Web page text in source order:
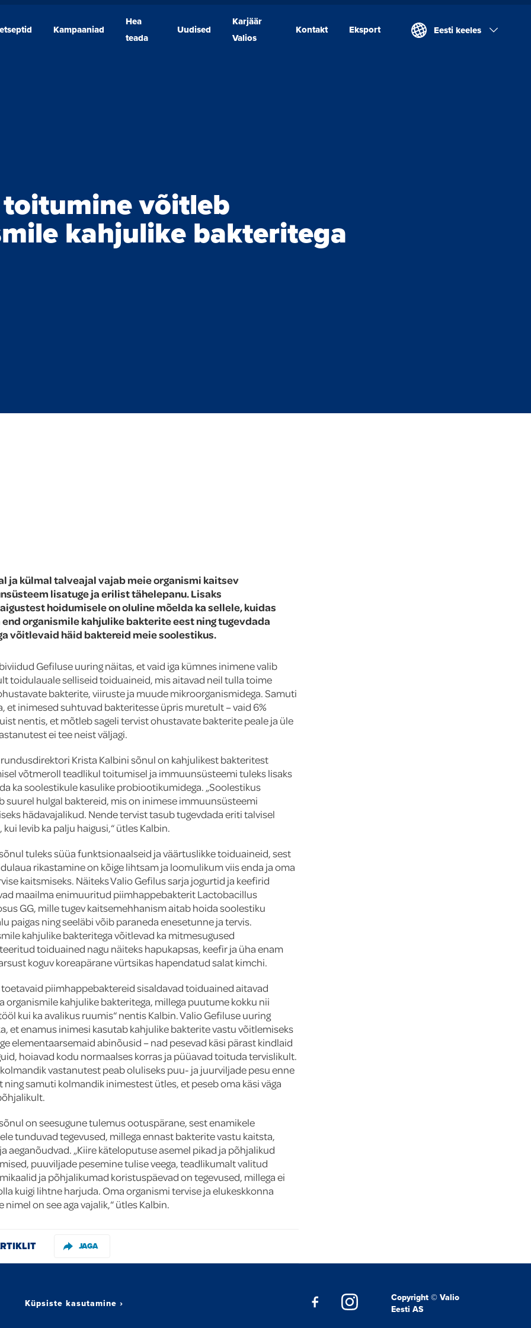
Kampaaniad
Hea
teada
Uudised
Karjäär
Valios
Kontakt Eksport Eesti keeles
Kampaaniad
teada
Uudised
Karjäär
Valios
Kontakt Eksport
võitleb
kahjulike bakteritega
ja külmal talveajal vajab meie organismi kaitsev
lisatuge ja erilist tähelepanu. Lisaks
hoidumisele on oluline mõelda ka sellele, kuidas
organismile kahjulike bakterite eest ning tugevdada
võitlevaid häid baktereid meie soolestikus.
Gefiluse uuring näitas, et vaid iga kümnes inimene valib
toidulauale selliseid toiduaineid, mis aitavad neil tulla toime
bakterite, viiruste ja muude mikroorganismidega. Samuti
et inimesed suhtuvad bakteritesse üpris muretult – vaid 6%
nentis, et mõtleb sageli tervist ohustavate bakterite peale ja üle
ei tee neist väljagi.
Krista Kalbini sõnul on kahjulikest bakteritest
võtmeroll teadlikul toitumisel ja immuunsüsteemi tuleks lisaks
ka soolestikule kasulike probiootikumidega. „Soolestikus
suurel hulgal baktereid, mis on inimese immuunsüsteemi
hädavajalikud. Nende tervist tasub tugevdada eriti talvisel
kui levib ka palju haigusi,“ ütles Kalbin.
tuleks süüa funktsionaalseid ja väärtuslikke toiduaineid, sest
rikastamine on kõige lihtsam ja loomulikum viis enda ja oma
kaitsmiseks. Näiteks Valio Gefilus sarja jogurtid ja keefirid
maailma enimuuritud piimhappebakterit Lactobacillus
GG, mille tugev kaitsemehhanism aitab hoida soolestiku
paigas ning seeläbi võib paraneda enesetunne ja tervis.
kahjulike bakteritega võitlevad ka mitmesugused
toiduained nagu näiteks hapukapsas, keefir ja üha enam
koguv koreapärane vürtsikas hapendatud salat kimchi.
toetavaid piimhappebaktereid sisaldavad toiduained aitavad
organismile kahjulike bakteritega, millega puutume kokku nii
kui ka avalikus ruumis“ nentis Kalbin.Valio Gefiluse uuring
et enamus inimesi kasutab kahjulike bakterite vastu võitlemiseks
elementaarsemaid abinõusid – nad pesevad käsi pärast kindlaid
hoiavad kodu normaalses korras ja püüavad toituda tervislikult.
vastanutest peab oluliseks puu- ja juurviljade pesu enne
ning samuti kolmandik inimestest ütles, et peseb oma käsi väga
on seesugune tulemus ootuspärane, sest enamikele
tunduvad tegevused, millega ennast bakterite vastu kaitsta,
aeganõudvad. „Kiire käteloputuse asemel pikad ja põhjalikud
puuviljade pesemine tulise veega, teadlikumalt valitud
ja põhjalikumad koristuspäevad on tegevused, millega ei
kuigi lihtne harjuda. Oma organismi tervise ja elukeskkonna
nimel on see aga vajalik,“ ütles Kalbin.
JAGA
Küpsiste kasutamine ›
Copyright © Valio
Eesti AS